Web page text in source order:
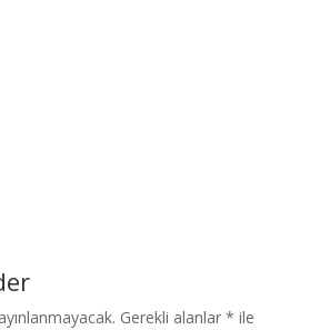
Gerekli alanlar * ile